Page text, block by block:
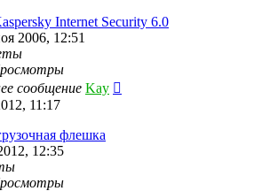
Internet Security 6.0
2006, 12:51
сообщение Kay
11:17
флешка
12:35